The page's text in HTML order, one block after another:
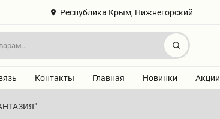
Республика Крым, Нижнегорский
Найти
Контакты Главная Новинки Акции